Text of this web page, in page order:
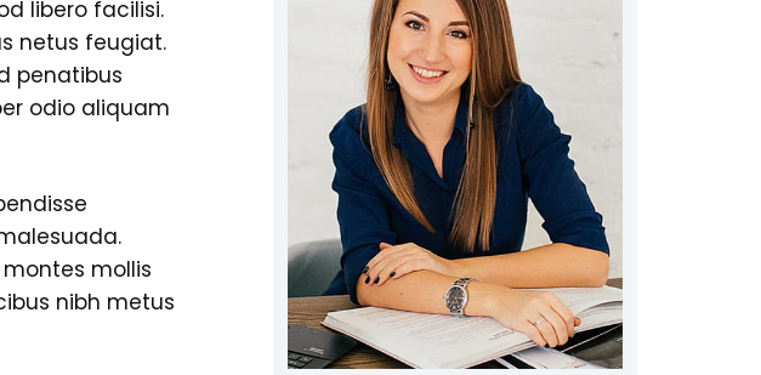
libero facilisi.
netus feugiat.
penatibus
odio aliquam
mollis
nibh metus